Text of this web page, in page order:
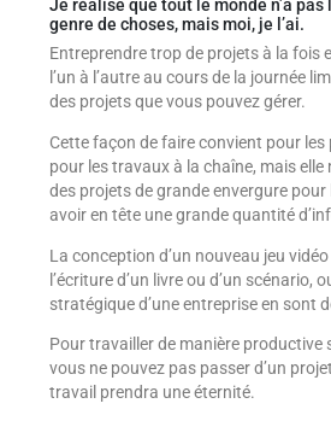
Je réalise que tout le monde n’a pas
genre de choses, mais moi, je l’ai.
Entreprendre trop de projets à la fois
l’un à l’autre au cours de la journée
des projets que vous pouvez gérer.
Cette façon de faire convient pour les
pour les travaux à la chaîne, mais
des projets de grande envergure pour
avoir en tête une grande quantité
La conception d’un nouveau jeu vidéo
l’écriture d’un livre ou d’un scénario,
stratégique d’une entreprise en sont
Pour travailler de manière productive
vous ne pouvez pas passer d’un
travail prendra une éternité.